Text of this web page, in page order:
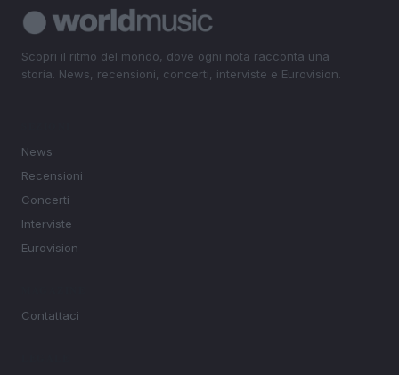
Scopri il ritmo del mondo, dove ogni nota racconta una
storia. News, recensioni, concerti, interviste e Eurovision.
News
Recensioni
Concerti
Interviste
Eurovision
Contattaci